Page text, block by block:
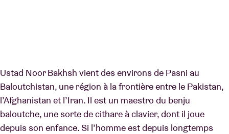
Ustad Noor Bakhsh vient des environs de Pasni au
Baloutchistan, une région à la frontière entre le Pakistan,
l’Afghanistan et l’Iran. Il est un maestro du benju
baloutche, une sorte de cithare à clavier, dont il joue
depuis son enfance. Si l’homme est depuis longtemps